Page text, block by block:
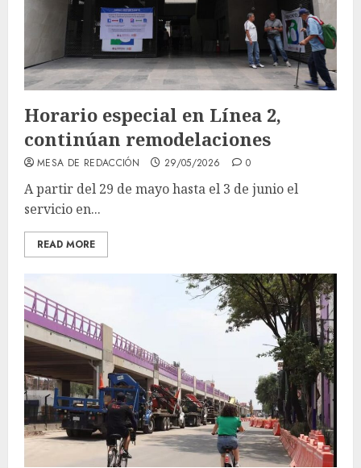
Horario especial en Línea 2,
continúan remodelaciones
MESA DE REDACCIÓN 29/05/2026 0
A partir del 29 de mayo hasta el 3 de junio el
servicio en...
READ MORE